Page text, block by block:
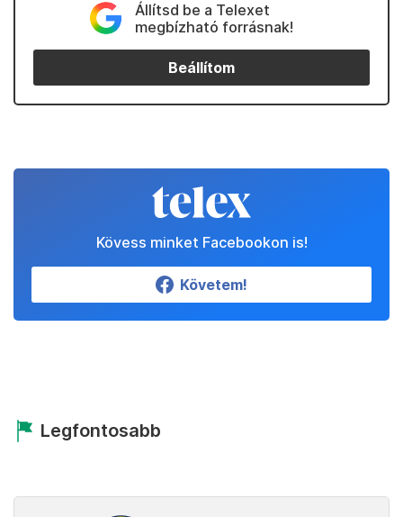
Állítsd be a Telexet
megbízható forrásnak!
Beállítom
Kövess minket Facebookon is!
Követem!
Legfontosabb